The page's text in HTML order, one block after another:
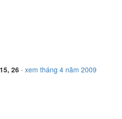
26 · xem tháng 4 năm 2009